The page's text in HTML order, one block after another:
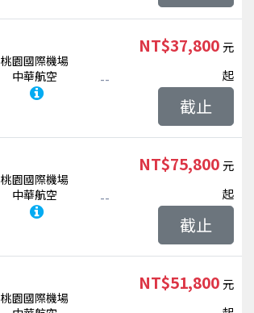
桃園國際機場
中華航空
--
NT$37,800
起
截止
桃園國際機場
中華航空
--
NT$75,800
起
截止
桃園國際機場
NT$51,800